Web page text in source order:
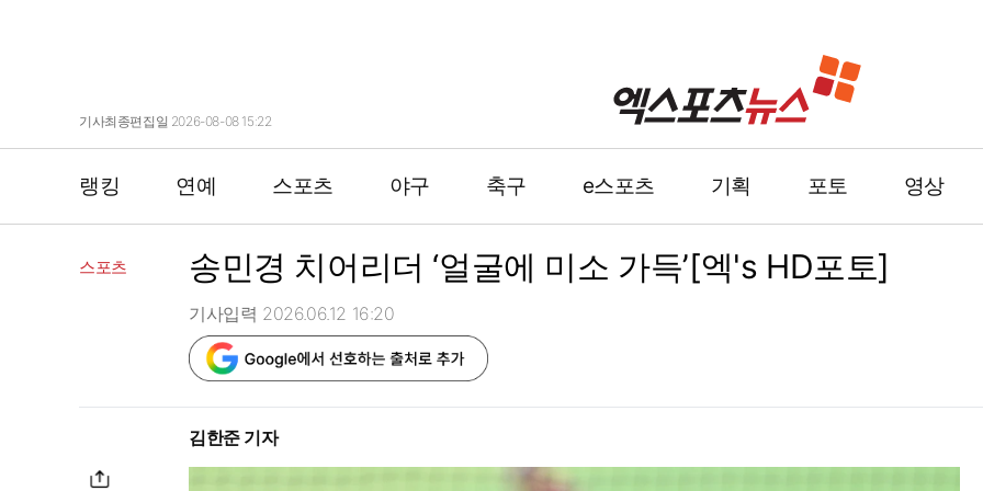
기사최종편집일 2026-08-08 15:22
랭킹 연예 스포츠 야구 축구 e스포츠 기획 포토 영상
스포츠 송민경 치어리더 ‘얼굴에 미소 가득’[엑's HD포토]
기사입력 2026.06.12 16:20
김한준 기자